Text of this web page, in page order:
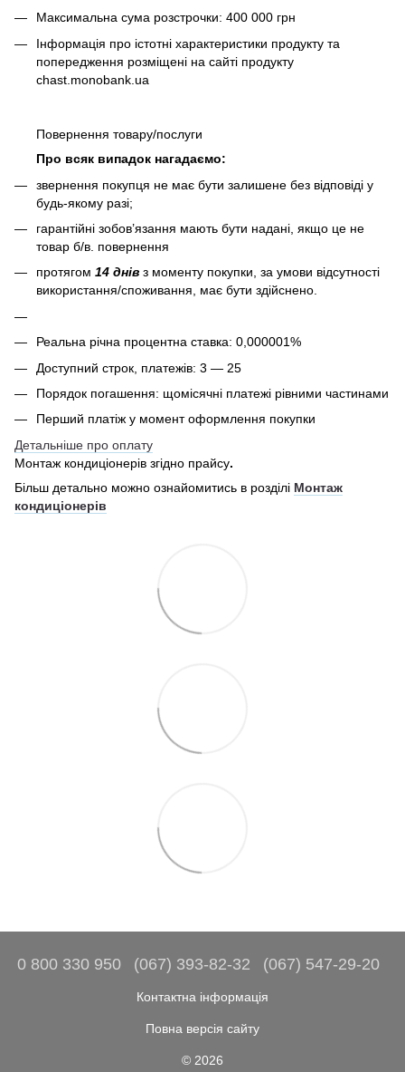
Максимальна сума розстрочки: 400 000 грн
Інформація про істотні характеристики продукту та
попередження розміщені на сайті продукту
chast.monobank.ua
Повернення товару/послуги
Про всяк випадок нагадаємо:
звернення покупця не має бути залишене без відповіді у
будь-якому разі;
гарантійні зобов’язання мають бути надані, якщо це не
товар б/в. повернення
протягом 14 днів з моменту покупки, за умови відсутності
використання/споживання, має бути здійснено.
Реальна річна процентна ставка: 0,000001%
Доступний строк, платежів: 3 — 25
Порядок погашення: щомісячні платежі рівними частинами
Перший платіж у момент оформлення покупки
Детальніше про оплату
Монтаж кондиціонерів згідно прайсу.
Більш детально можно ознайомитись в розділі Монтаж
кондиціонерів
0 800 330 950 (067) 393-82-32 (067) 547-29-20
Контактна інформація
Повна версія сайту
© 2026